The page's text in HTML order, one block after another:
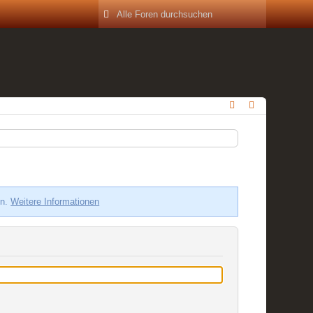
Weitere Informationen